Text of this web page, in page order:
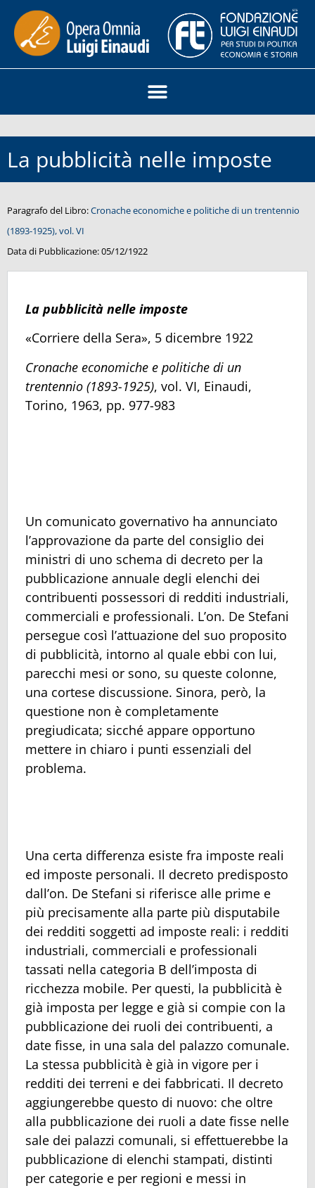
La pubblicità nelle imposte
Paragrafo del Libro:Cronache economiche e politiche di un trentennio
(1893-1925), vol. VI
Data di Pubblicazione:05/12/1922
La pubblicità nelle imposte
«Corriere della Sera», 5 dicembre 1922
Cronache economiche e politiche di un
trentennio (1893-1925), vol. VI, Einaudi,
Torino, 1963, pp. 977-983
Un comunicato governativo ha annunciato
l’approvazione da parte del consiglio dei
ministri di uno schema di decreto per la
pubblicazione annuale degli elenchi dei
contribuenti possessori di redditi industriali,
commerciali e professionali. L’on. De Stefani
persegue così l’attuazione del suo proposito
di pubblicità, intorno al quale ebbi con lui,
parecchi mesi or sono, su queste colonne,
una cortese discussione. Sinora, però, la
questione non è completamente
pregiudicata; sicché appare opportuno
mettere in chiaro i punti essenziali del
problema.
Una certa differenza esiste fra imposte reali
ed imposte personali. Il decreto predisposto
dall’on. De Stefani si riferisce alle prime e
più precisamente alla parte più disputabile
dei redditi soggetti ad imposte reali: i redditi
industriali, commerciali e professionali
tassati nella categoria B dell’imposta di
ricchezza mobile. Per questi, la pubblicità è
già imposta per legge e già si compie con la
pubblicazione dei ruoli dei contribuenti, a
date fisse, in una sala del palazzo comunale.
La stessa pubblicità è già in vigore per i
redditi dei terreni e dei fabbricati. Il decreto
aggiungerebbe questo di nuovo: che oltre
alla pubblicazione dei ruoli a date fisse nelle
sale dei palazzi comunali, si effettuerebbe la
pubblicazione di elenchi stampati, distinti
per categorie e per regioni e messi in